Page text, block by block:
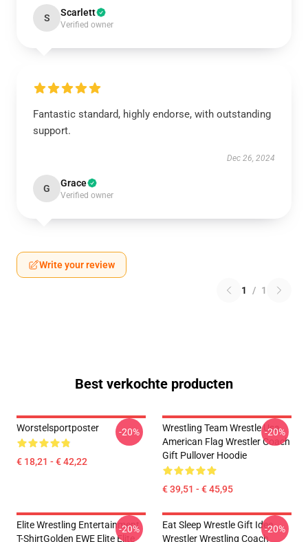
S Scarlett
Verified owner
Fantastic standard, highly endorse, with outstanding
support.
Dec 26, 2024
G Grace
Verified owner
Write your review
1 / 1
Best verkochte producten
Worstelsportposter
€ 18,21 - € 42,22
-20%
Wrestling Team Wrestle Usa
American Flag Wrestler Coach
Gift Pullover Hoodie
€ 39,51 - € 45,95
-20%
Elite Wrestling Entertainment
T-ShirtGolden EWE Elite Elite
-20%
Eat Sleep Wrestle Gift Idee
Wrestler Wrestling Coach
-20%